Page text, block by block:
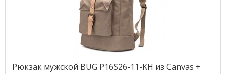
Рюкзак мужской BUG P16S26-11-KH из Canvas +